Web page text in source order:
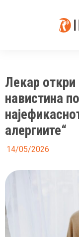
Лекар откри
навистина
алергиите“
14/05/2026